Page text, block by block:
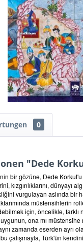
0
"Dede
bir gözüne, Dede
kızgınlıklarını, dünyayı
vurgulayan aslında bir
müstensihlerin
için, öncelikle, farklı
ona mı müstensihe
zamanda eserden ayrı
çalışmayla, Türk'ün